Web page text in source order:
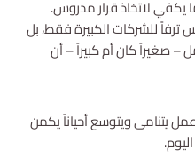
يكفي لاتخاذ قرار مدروس.
ترفاً للشركات الكبيرة فقط، بل
صغيراً كان أم كبيراً – أن
يتنامى ويتوسع أحياناً يكمن